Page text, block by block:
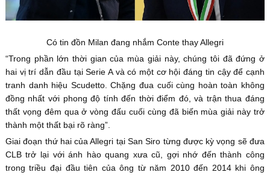
Có tin đồn Milan đang nhắm Conte thay Allegri
“Trong phần lớn thời gian của mùa giải này, chúng tôi đã đứng ở
hai vị trí dẫn đầu tại Serie A và có một cơ hội đáng tin cậy để cạnh
tranh danh hiệu Scudetto. Chặng đua cuối cùng hoàn toàn không
đồng nhất với phong độ tính đến thời điểm đó, và trận thua đáng
thất vọng đêm qua ở vòng đấu cuối cùng đã biến mùa giải này trở
thành một thất bại rõ ràng”.
Giai đoạn thứ hai của Allegri tại San Siro từng được kỳ vọng sẽ đưa
CLB trở lại với ánh hào quang xưa cũ, gợi nhớ đến thành công
trong triều đại đầu tiên của ông từ năm 2010 đến 2014 khi ông